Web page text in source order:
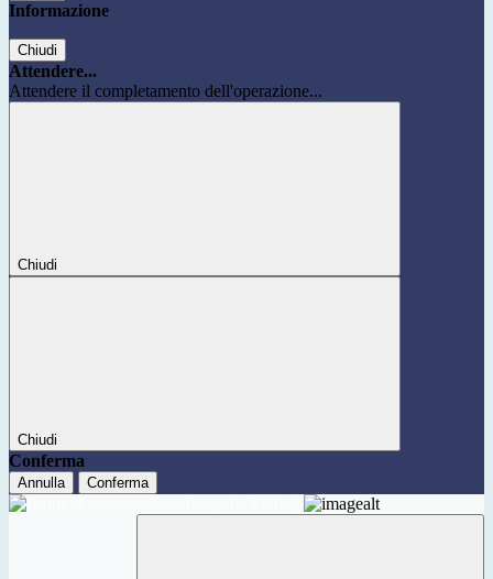
Informazione
Chiudi
Attendere...
Attendere il completamento dell'operazione...
Chiudi
Chiudi
Conferma
Annulla Conferma